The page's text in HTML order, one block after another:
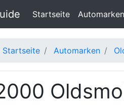
Startseite(current)
Automarken
Startseite Automarken